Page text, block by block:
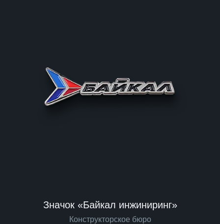
Значок «Байкал инжиниринг»
Конструкторское бюро